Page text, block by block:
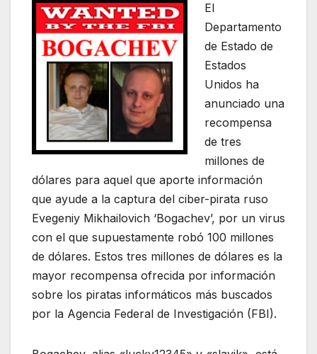
El
Departamento
de Estado de
Estados
Unidos ha
anunciado una
recompensa
de tres
millones de
dólares para aquel que aporte información
que ayude a la captura del ciber-pirata ruso
Evegeniy Mikhailovich ‘Bogachev’, por un virus
con el que supuestamente robó 100 millones
de dólares. Estos tres millones de dólares es la
mayor recompensa ofrecida por información
sobre los piratas informáticos más buscados
por la Agencia Federal de Investigación (FBI).